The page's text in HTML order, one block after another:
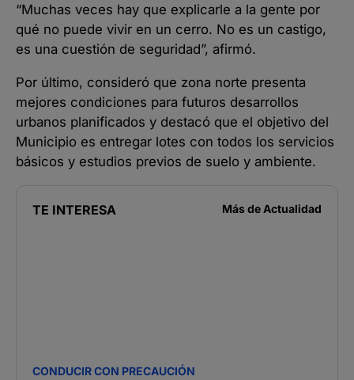
“Muchas veces hay que explicarle a la gente por
qué no puede vivir en un cerro. No es un castigo,
es una cuestión de seguridad”, afirmó.
Por último, consideró que zona norte presenta
mejores condiciones para futuros desarrollos
urbanos planificados y destacó que el objetivo del
Municipio es entregar lotes con todos los servicios
básicos y estudios previos de suelo y ambiente.
TE INTERESA Más de Actualidad
CONDUCIR CON PRECAUCIÓN